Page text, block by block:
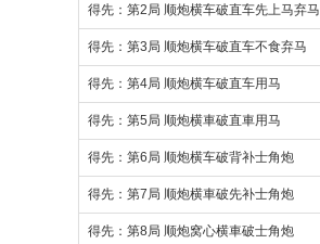
得先：第2局 顺炮横车破直车先上马弃马
得先：第3局 顺炮横车破直车不食弃马
得先：第4局 顺炮横车破直车用马
得先：第5局 顺炮横車破直車用马
得先：第6局 顺炮横车破背补士角炮
得先：第7局 顺炮横車破先补士角炮
得先：第8局 顺炮窝心横車破士角炮